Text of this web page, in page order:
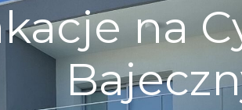
na